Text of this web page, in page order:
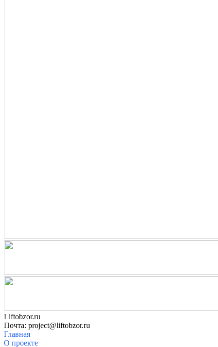
Liftobzor.ru
Почта: project@liftobzor.ru
Главная
О проекте